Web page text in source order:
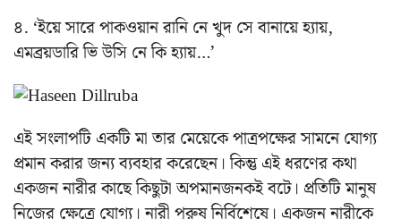
৪. ‘ইয়ে সারে পাকওয়ান রানি নে খুদ সে বানায়ে হ্যায়,
এমব্রয়ডারি ভি উসি নে কি হ্যায়…’
এই সংলাপটি একটি মা তার মেয়েকে পাত্রপক্ষের সামনে যোগ্য
প্রমান করার জন্য ব্যবহার করেছেন। কিন্তু এই ধরণের কথা
একজন নারীর কাছে কিছুটা অপমানজনকই বটে। প্রতিটি মানুষ